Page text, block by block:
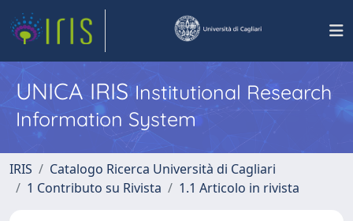
UNICA IRISInstitutional Research
Information System
IRIS
Catalogo Ricerca Università di Cagliari
1 Contributo su Rivista
1.1 Articolo in rivista